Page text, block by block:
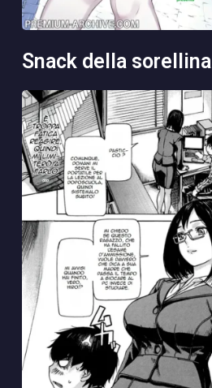
snack della sorellina